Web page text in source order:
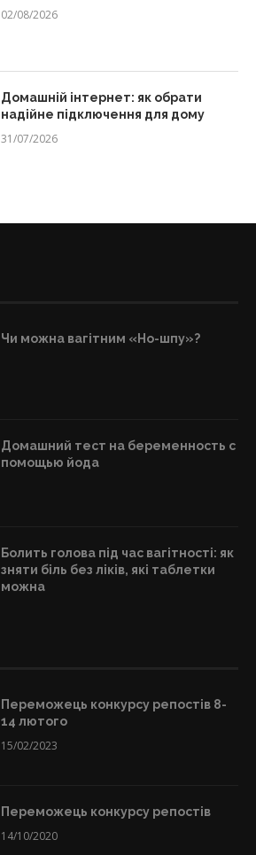
02/08/2026
Домашній інтернет: як обрати
надійне підключення для дому
31/07/2026
Чи можна вагітним «Но-шпу»?
Домашний тест на беременность с
помощью йода
Болить голова під час вагітності: як
зняти біль без ліків, які таблетки
можна
Переможець конкурсу репостів 8-
14 лютого
15/02/2023
Переможець конкурсу репостів
14/10/2020